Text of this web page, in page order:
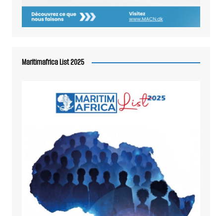
Maritimafrica List 2025